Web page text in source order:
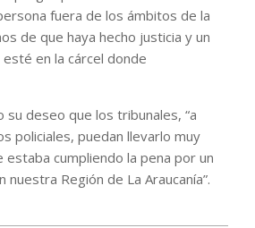
fuera de los ámbitos de la
de que haya hecho justicia y un
en la cárcel donde
deseo que los tribunales, “a
policiales, puedan llevarlo muy
cumpliendo la pena por un
Región de La Araucanía”.